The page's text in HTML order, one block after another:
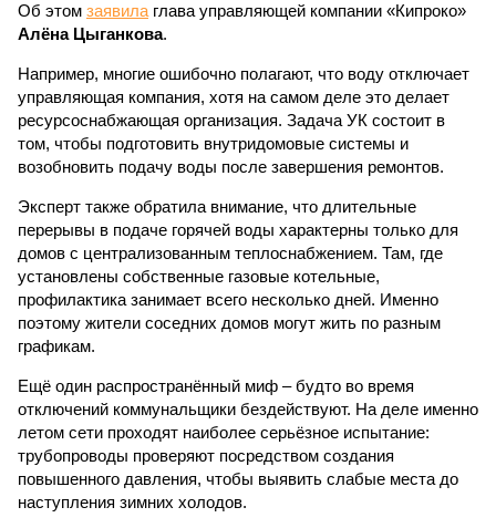
Об этом заявила глава управляющей компании «Кипроко»
Алёна Цыганкова.
Например, многие ошибочно полагают, что воду отключает
управляющая компания, хотя на самом деле это делает
ресурсоснабжающая организация. Задача УК состоит в
том, чтобы подготовить внутридомовые системы и
возобновить подачу воды после завершения ремонтов.
Эксперт также обратила внимание, что длительные
перерывы в подаче горячей воды характерны только для
домов с централизованным теплоснабжением. Там, где
установлены собственные газовые котельные,
профилактика занимает всего несколько дней. Именно
поэтому жители соседних домов могут жить по разным
графикам.
Ещё один распространённый миф – будто во время
отключений коммунальщики бездействуют. На деле именно
летом сети проходят наиболее серьёзное испытание:
трубопроводы проверяют посредством создания
повышенного давления, чтобы выявить слабые места до
наступления зимних холодов.